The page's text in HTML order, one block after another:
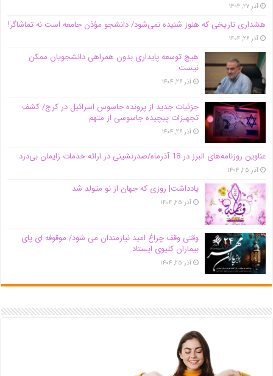
آذر ۲۷, ۱۴۰۴
هشداری تاریخی که هنوز شنیده نمی‌شود/ دانشجو مؤذن جامعه است نه تماشاگر!
آذر ۲۶, ۱۴۰۴
هیچ توسعه پایداری بدون همراهی دانشجویان ممکن
نیست
آذر ۲۶, ۱۴۰۴
جزئیات جدید از پرونده جاسوس اسرائیل در کرج/‌ کشف
تجهیزات پیچیده جاسوسی از متهم
آذر ۲۶, ۱۴۰۴
عناوین روزنامه‌های البرز در ‌18 آذرماه/صدرنشینی در ارائه خدمات زایمان بی‌درد
آذر ۲۵, ۱۴۰۴
یادداشت| روزی که جهان از نو متولد شد
آذر ۲۵, ۱۴۰۴
وقتی وقف چراغ امید نیازمندان می شود/ موقوفه ای پای
بیماران کلیوی ایستاد
آذر ۲۵, ۱۴۰۴